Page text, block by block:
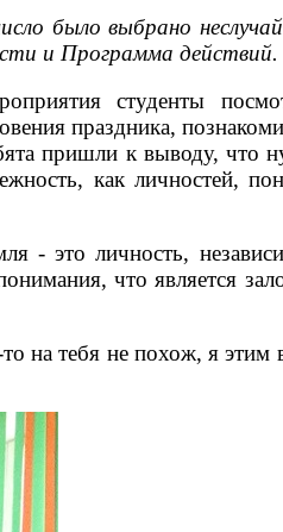
было выбрано
и Программа действий.
студенты
праздника,
пришли к выводу, что
как личностей,
- это личность,
что является
на тебя не похож, я этим